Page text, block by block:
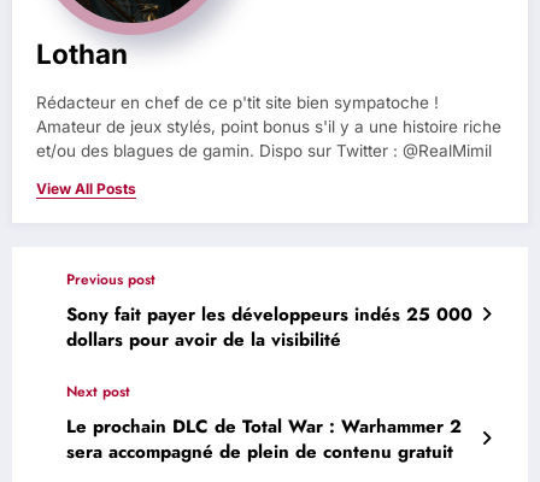
Lothan
Rédacteur en chef de ce p'tit site bien sympatoche !
Amateur de jeux stylés, point bonus s'il y a une histoire riche
et/ou des blagues de gamin. Dispo sur Twitter : @RealMimil
View All Posts
Previous post
Sony fait payer les développeurs indés 25 000
dollars pour avoir de la visibilité
Next post
Le prochain DLC de Total War : Warhammer 2
sera accompagné de plein de contenu gratuit